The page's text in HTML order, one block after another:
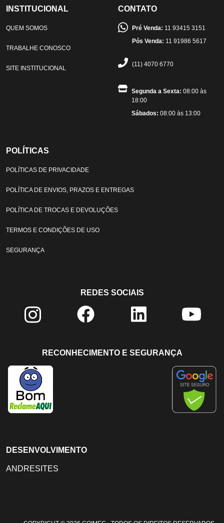
INSTITUCIONAL
QUEM SOMOS
TRABALHE CONOSCO
SITE INSTITUCIONAL
CONTATO
Pré Venda: 11 93415 3151
Pós Venda: 11 91986 5617
(11) 4070 6770
Segunda a Sexta: 08:00 às
18:00
Sábados: 08:00 às 13:00
POLÍTICAS
POLÍTICAS DE PRIVACIDADE
POLÍTICA DE ENVIOS, PRAZOS E ENTREGAS
POLÍTICA DE TROCAS E DEVOLUÇÕES
TERMOS E CONDIÇÕES DE USO
SEGURANÇA
REDES SOCIAIS
RECONHECIMENTO E SEGURANÇA
DESENVOLVIMENTO
ANDRESITES